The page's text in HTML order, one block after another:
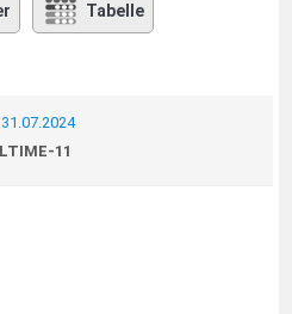
Tabelle
31.07.2024
11